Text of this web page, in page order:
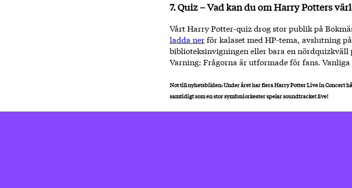
7. Quiz – Vad kan du om Harry Potters
Vårt Harry Potter-quiz drog stor publik på
ladda nerför kalaset med HP-tema, avslutning
biblioteksinvigningen eller bara en nördquizkväll
Varning: Frågorna är utformade för fans.
Not till nyhetsbilden: Under året har flera Harry Potter Live in Concert
samtidigt som en stor symfoniorkester spelar soundtracket live!